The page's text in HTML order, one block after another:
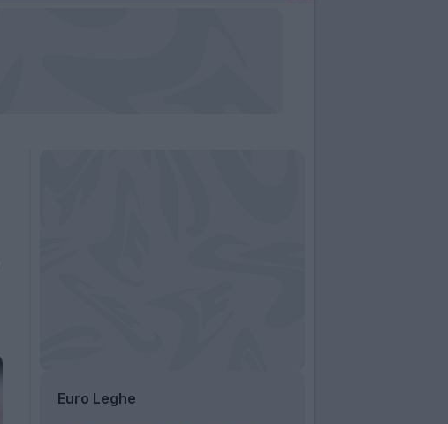
Euro Leghe